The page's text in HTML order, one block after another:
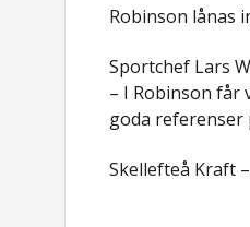
Robinson lånas
Sportchef Lars
– I Robinson får
goda referenser
Skellefteå Kraft